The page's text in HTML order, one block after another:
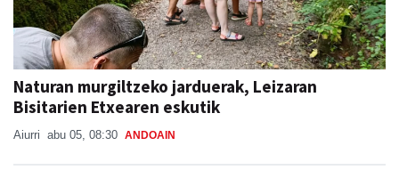
Naturan murgiltzeko jarduerak, Leizaran
Bisitarien Etxearen eskutik
Aiurri abu 05, 08:30 ANDOAIN